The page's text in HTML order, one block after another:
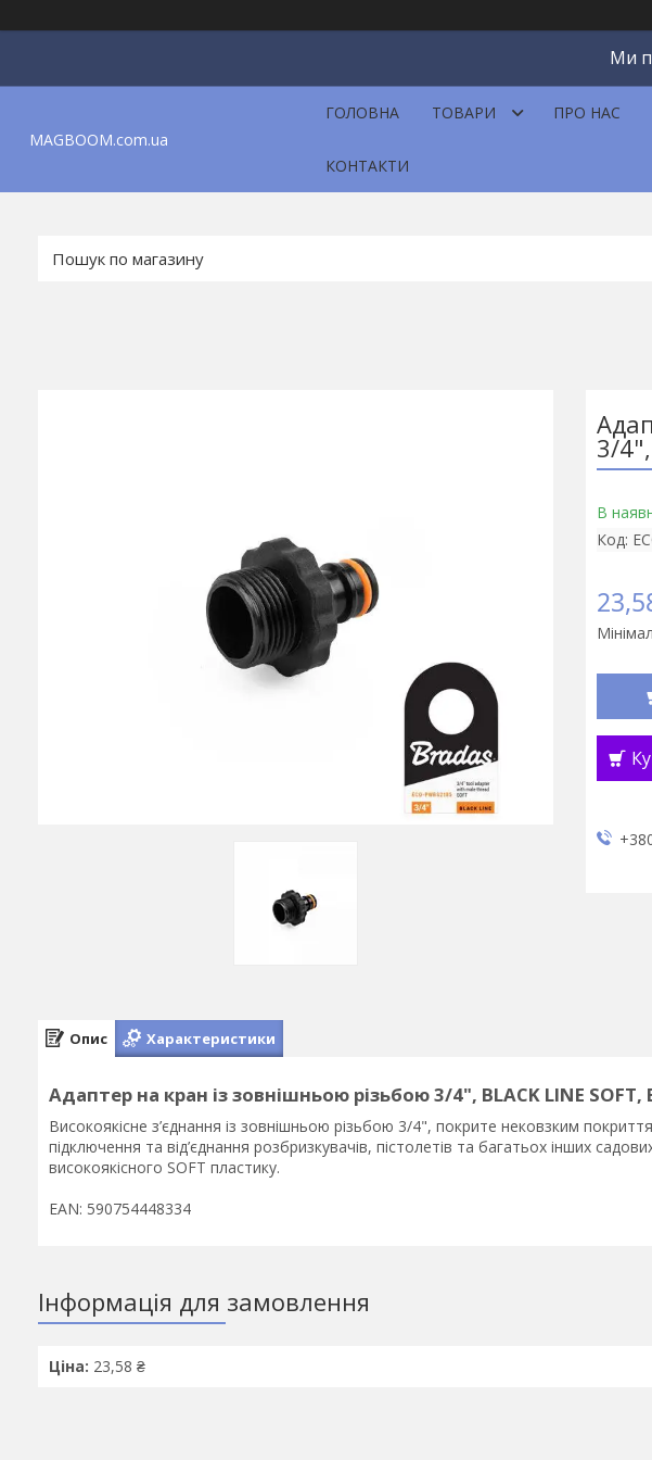
Ми
MAGBOOM.com.ua
ГОЛОВНА ТОВАРИ ПРО НАС
КОНТАКТИ
3/4",
В
Код:
Опис Характеристики
Адаптер на кран із зовнішньою різьбою 3/4", BLACK LINE SOFT,
Високоякісне з’єднання із зовнішньою різьбою 3/4", покрите нековзким
підключення та від’єднання розбризкувачів, пістолетів та багатьох інших
високоякісного SOFT пластику.
EAN: 590754448334
Інформація для замовлення
Ціна: 23,58 ₴